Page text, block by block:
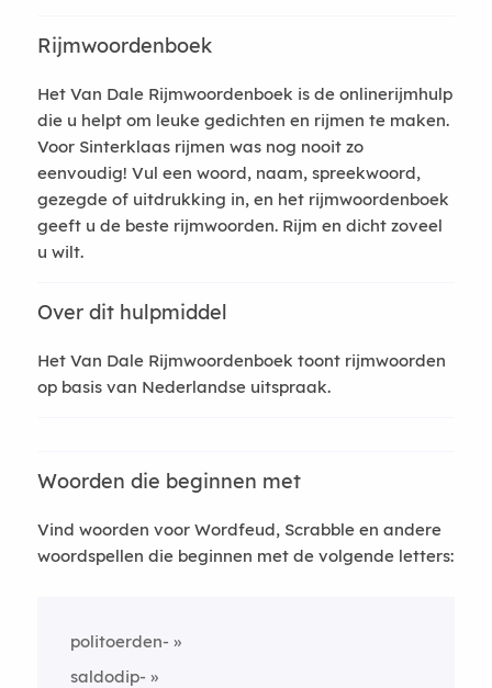
Rijmwoordenboek
Het Van Dale Rijmwoordenboek is de onlinerijmhulp
die u helpt om leuke gedichten en rijmen te maken.
Voor Sinterklaas rijmen was nog nooit zo
eenvoudig! Vul een woord, naam, spreekwoord,
gezegde of uitdrukking in, en het rijmwoordenboek
geeft u de beste rijmwoorden. Rijm en dicht zoveel
u wilt.
Over dit hulpmiddel
Het Van Dale Rijmwoordenboek toont rijmwoorden
op basis van Nederlandse uitspraak.
Woorden die beginnen met
Vind woorden voor Wordfeud, Scrabble en andere
woordspellen die beginnen met de volgende letters:
politoerden-
saldodip-